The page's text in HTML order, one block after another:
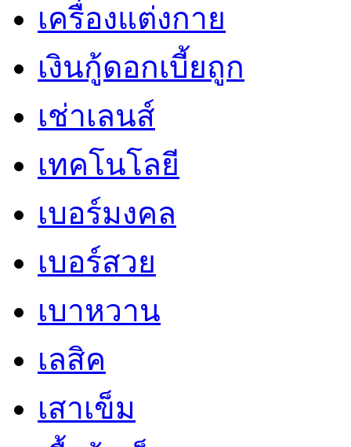
เครื่องแต่งกาย
เงินกู้ดอกเบี้ยถูก
เช่าเลนส์
เทคโนโลยี
เบอร์มงคล
เบอร์สวย
เบาหวาน
เลสิค
เสาเข็ม